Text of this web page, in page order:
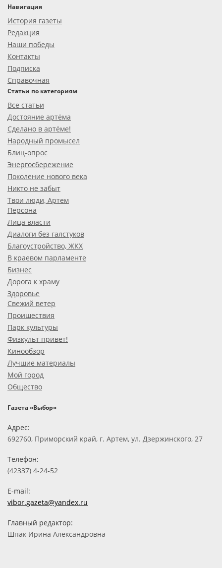
Навигация
История газеты
Редакция
Наши победы
Контакты
Подписка
Справочная
Статьи по категориям
Все статьи
Достояние артёма
Сделано в артёме!
Народный промысел
Блиц-опрос
Энергосбережение
Поколение нового века
Никто не забыт
Твои люди, Артем
Персона
Лица власти
Диалоги без галстуков
Благоустройство, ЖКХ
В краевом парламенте
Бизнес
Дорога к храму
Здоровье
Свежий ветер
Проишествия
Парк культуры
Физкульт привет!
Кинообзор
Лучшие материалы
Мой город
Общество
Газета «Выбор»
Адрес:
692760, Приморский край, г. Артем, ул. Дзержинского, 27
Телефон:
(42337) 4-24-52
E-mail:
vibor.gazeta@yandex.ru
Главный редактор:
Шпак Ирина Александровна